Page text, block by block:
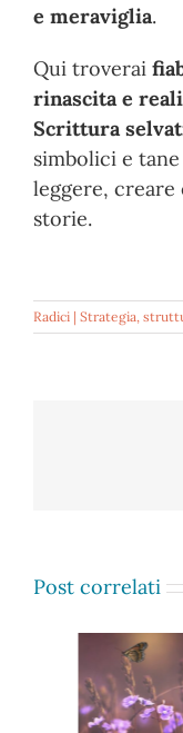
e meraviglia.
Qui troverai
rinascita e
Scrittura
simbolici e
leggere, creare
storie.
Radici | Strategia,
Post correlati